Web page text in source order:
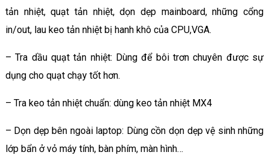
tản nhiệt, quạt tản nhiệt, dọn dẹp mainboard, những cổng
in/out, lau keo tản nhiệt bị hanh khô của CPU,VGA.
– Tra dầu quạt tản nhiệt: Dùng để bôi trơn chuyên được sự
dụng cho quạt chạy tốt hơn.
– Tra keo tản nhiệt chuẩn: dùng keo tản nhiệt MX4
– Dọn dẹp bên ngoài laptop: Dùng cồn dọn dẹp vệ sinh những
lớp bẩn ở vỏ máy tính, bàn phím, màn hình…